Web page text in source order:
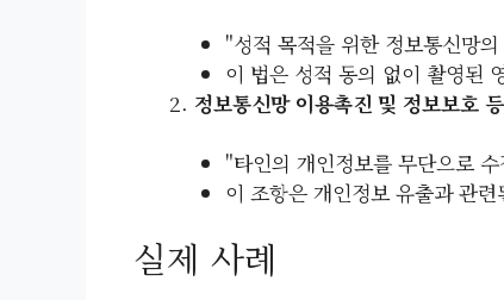
"성적 목적을 위한 정보통신망
이 법은 성적 동의 없이 촬영된
정보통신망 이용촉진 및 정보보호
"타인의 개인정보를 무단으로
이 조항은 개인정보 유출과 관
실제 사례